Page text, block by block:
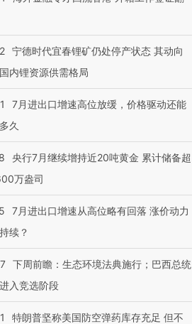
宁德时代宜春锂矿仍处停产状态 其动向
内锂资源供需格局
7月进出口增速高位放缓，价格驱动还能
久
央行7月继续增持近20吨黄金 累计储备超
万盎司
7月进出口增速从高位略有回落 涨价动力
续？
下周前瞻：生态环境法典施行；巴西总统
入竞选阶段
特朗普坚称美国防空弹药库存充足 但不